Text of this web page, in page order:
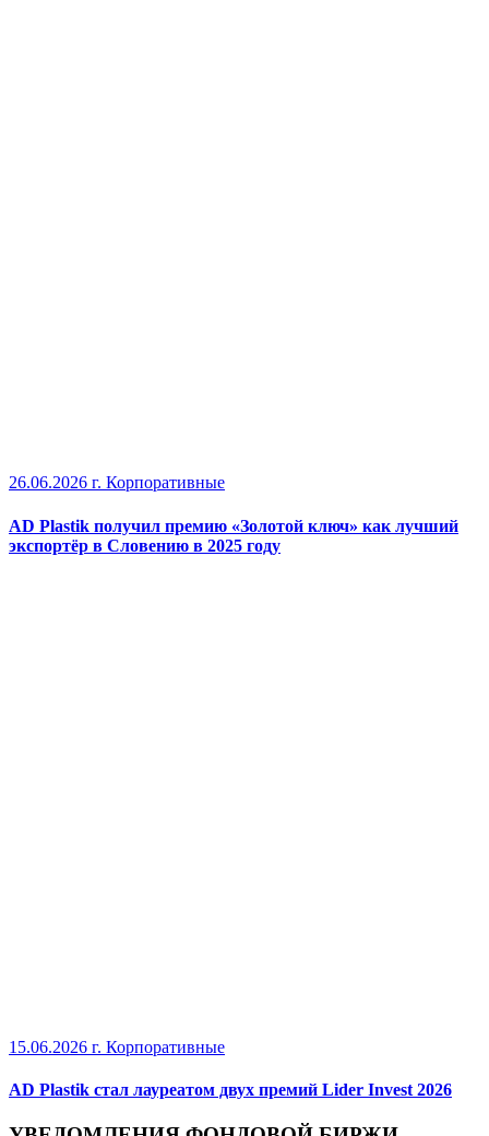
26.06.2026 г. Корпоративные
AD Plastik получил премию «Золотой ключ» как лучший
экспортёр в Словению в 2025 году
15.06.2026 г. Корпоративные
AD Plastik стал лауреатом двух премий Lider Invest 2026